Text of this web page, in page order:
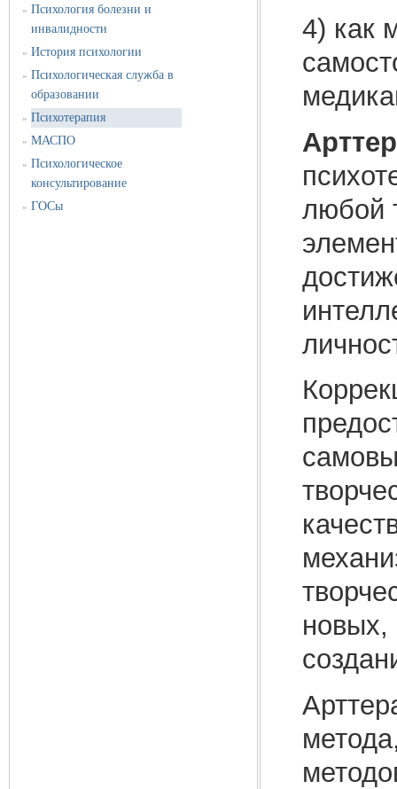
» Психология болезни и
инвалидности
» История психологии
» Психологическая служба в
образовании
» Психотерапия
» МАСПО
» Психологическое
консультирование
» ГОСы
4) как
любой
новых,